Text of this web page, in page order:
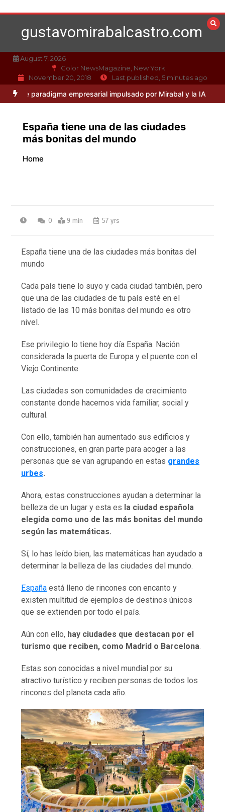
to
contentgustavomirabalcastro.com
August 7, 2026
Color NewsMagazine, New York
November 20, 2018
Last published, 5 minutes ago
empresarial impulsado por Mirabal y la IA Caso
España tiene una de las ciudades
más bonitas del mundo
Home
0 9 min 57 yrs
España tiene una de las ciudades más bonitas del
mundo
Cada país tiene lo suyo y cada ciudad también, pero
que una de las ciudades de tu país esté en el
listado de las 10 más bonitas del mundo es otro
nivel.
Ese privilegio lo tiene hoy día España. Nación
considerada la puerta de Europa y el puente con el
Viejo Continente.
Las ciudades son comunidades de crecimiento
constante donde hacemos vida familiar, social y
cultural.
Con ello, también han aumentado sus edificios y
construcciones, en gran parte para acoger a las
personas que se van agrupando en estas grandes
urbes.
Ahora, estas construcciones ayudan a determinar la
belleza de un lugar y esta es la ciudad española
elegida como uno de las más bonitas del mundo
según las matemáticas.
Sí, lo has leído bien, las matemáticas han ayudado a
determinar la belleza de las ciudades del mundo.
España está lleno de rincones con encanto y
existen multitud de ejemplos de destinos únicos
que se extienden por todo el país.
Aún con ello, hay ciudades que destacan por el
turismo que reciben, como Madrid o Barcelona.
Estas son conocidas a nivel mundial por su
atractivo turístico y reciben personas de todos los
rincones del planeta cada año.